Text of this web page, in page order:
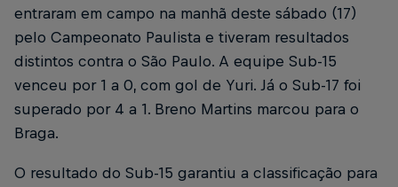
entraram em campo na manhã deste sábado (17)
pelo Campeonato Paulista e tiveram resultados
distintos contra o São Paulo. A equipe Sub-15
venceu por 1 a 0, com gol de Yuri. Já o Sub-17 foi
superado por 4 a 1. Breno Martins marcou para o
Braga.
O resultado do Sub-15 garantiu a classificação para